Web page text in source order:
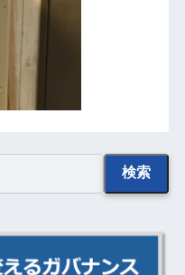
検索